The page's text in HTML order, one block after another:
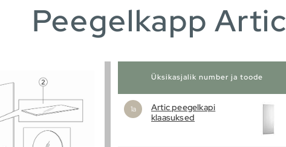
Peegelkapp Artic
Üksikasjalik number ja toode
Artic peegelkapi
klaasuksed